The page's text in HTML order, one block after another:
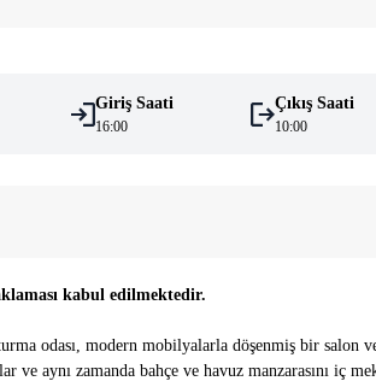
Giriş Saati
16:00
Çıkış Saati
10:00
kabul edilmektedir.
odası, modern mobilyalarla döşenmiş bir salon
ve aynı zamanda bahçe ve havuz manzarasını iç